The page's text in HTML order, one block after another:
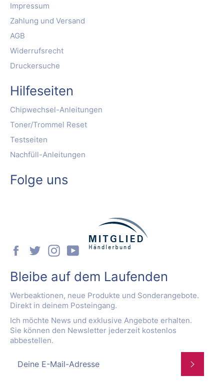
Impressum
Zahlung und Versand
AGB
Widerrufsrecht
Druckersuche
Hilfeseiten
Chipwechsel-Anleitungen
Toner/Trommel Reset
Testseiten
Nachfüll-Anleitungen
Folge uns
FacebookTwitterInstagramYouTube
Bleibe auf dem Laufenden
Werbeaktionen, neue Produkte und Sonderangebote.
Direkt in deinem Posteingang.
Ich möchte News und exklusive Angebote erhalten.
Sie können den Newsletter jederzeit kostenlos
abbestellen.